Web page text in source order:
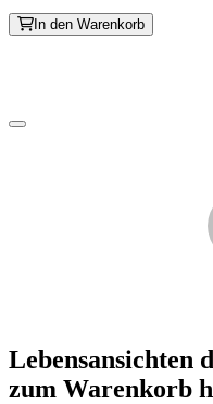
In den Warenkorb
Lebensansichten
zum Warenkorb